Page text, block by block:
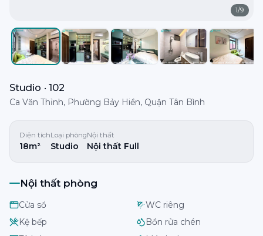
1/9
Studio · 102
Ca Văn Thỉnh, Phường Bảy Hiền, Quận Tân Bình
Diện tích
18m²
Loại phòng
Studio
Nội thất
Nội thất Full
Nội thất phòng
Cửa sổ
WC riêng
Kệ bếp
Bồn rửa chén